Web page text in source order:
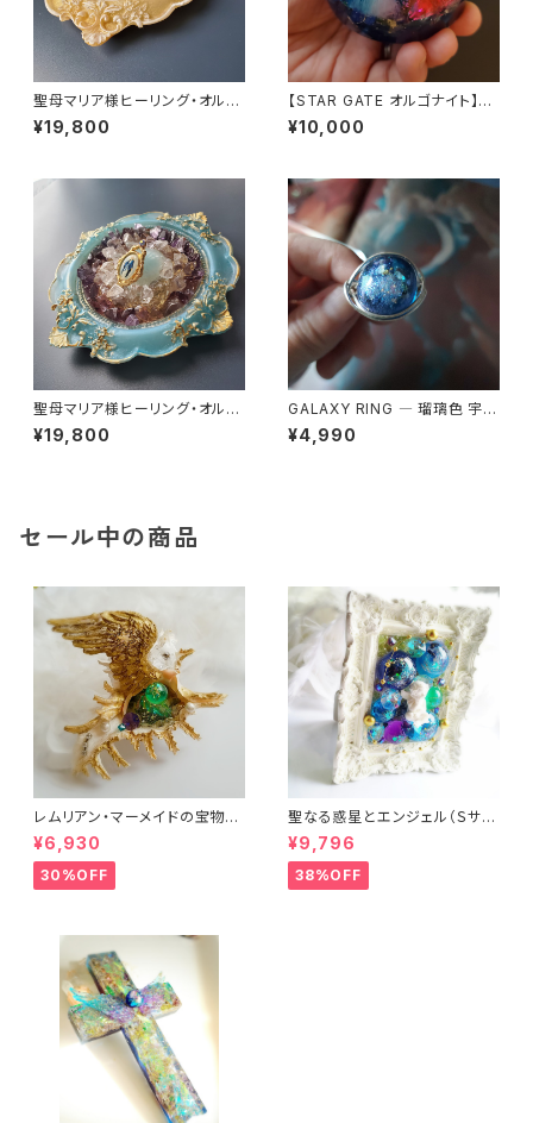
聖母マリア様ヒーリング・オルゴ
ナイト～ディヴァインゴールドの
祈り～
¥19,800
【STAR GATE オルゴナイト】あ
なたへのメッセージ付き
¥10,000
聖母マリア様ヒーリング・オルゴ
ナイト～セレスティアル・ブルー
の祈り～
¥19,800
GALAXY RING ― 瑠璃色 宇宙
を身にまとう
¥4,990
セール中の商品
レムリアン・マーメイドの宝物
（オルゴナイト）
¥6,930
30%OFF
聖なる惑星とエンジェル（Ｓサイ
ズ）（フレーム・ヒーリングアー
ト）
¥9,796
38%OFF